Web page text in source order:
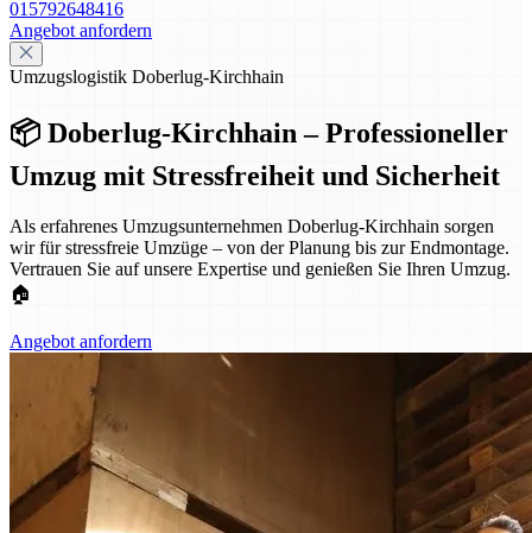
015792648416
Angebot anfordern
Umzugslogistik Doberlug-Kirchhain
📦 Doberlug-Kirchhain – Professioneller
Umzug mit Stressfreiheit und Sicherheit
Als erfahrenes Umzugsunternehmen Doberlug-Kirchhain sorgen
wir für stressfreie Umzüge – von der Planung bis zur Endmontage.
Vertrauen Sie auf unsere Expertise und genießen Sie Ihren Umzug.
🏠
Angebot anfordern